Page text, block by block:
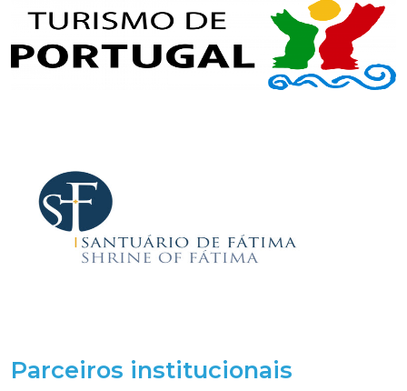
Parceiros institucionais